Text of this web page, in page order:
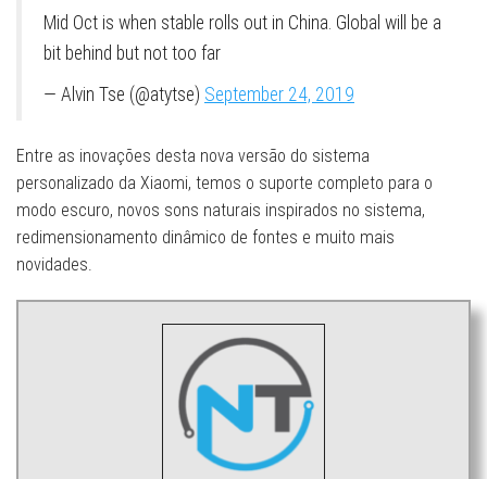
Mid Oct is when stable rolls out in China. Global will be a
bit behind but not too far
— Alvin Tse (@atytse) September 24, 2019
Entre as inovações desta nova versão do sistema
personalizado da Xiaomi, temos o suporte completo para o
modo escuro, novos sons naturais inspirados no sistema,
redimensionamento dinâmico de fontes e muito mais
novidades.